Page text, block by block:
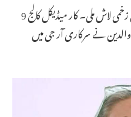
آر جی کے سیمینار ہال میں جونیئر ڈاکٹر کی زخمی لاش ملی۔ کار میڈیکل کالج 9
نے سرکاری آر جی میں